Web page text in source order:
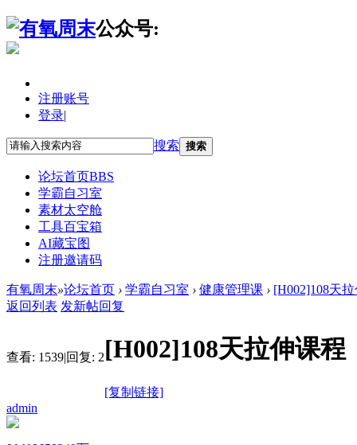
公众号:
注册账号
登录|
搜索 搜索
论坛首页BBS
学霸自习室
素材太空舱
工具百宝箱
AI藏宝图
注册邀请码
有氧周末»论坛首页 › 学霸自习室 › 健康管理课 › [H002]108天
返回列表 发新帖回复
查看: 1539|回复: 2[H002]108天拉伸课程
[复制链接]
admin